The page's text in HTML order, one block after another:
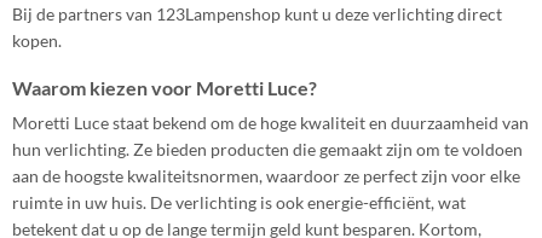
Bij de partners van 123Lampenshop kunt u deze verlichting direct
kopen.
Waarom kiezen voor Moretti Luce?
Moretti Luce staat bekend om de hoge kwaliteit en duurzaamheid van
hun verlichting. Ze bieden producten die gemaakt zijn om te voldoen
aan de hoogste kwaliteitsnormen, waardoor ze perfect zijn voor elke
ruimte in uw huis. De verlichting is ook energie-efficiënt, wat
betekent dat u op de lange termijn geld kunt besparen. Kortom,